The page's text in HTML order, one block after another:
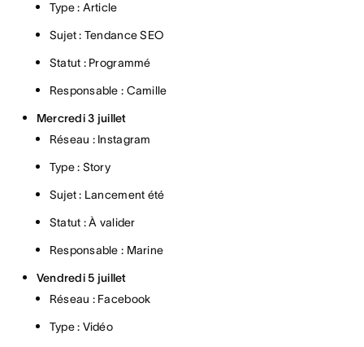
Type : Article
Sujet : Tendance SEO
Statut : Programmé
Responsable : Camille
Mercredi 3 juillet
Réseau : Instagram
Type : Story
Sujet : Lancement été
Statut : À valider
Responsable : Marine
Vendredi 5 juillet
Réseau : Facebook
Type : Vidéo